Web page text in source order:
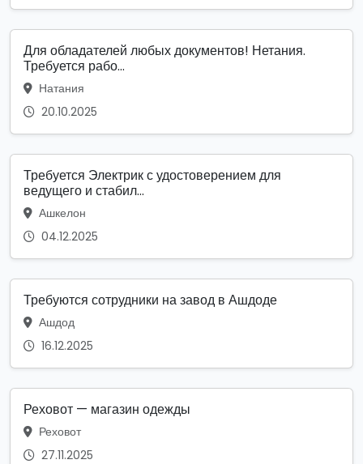
Для обладателей любых документов! Нетания.
Требуется рабо...
Натания
20.10.2025
Требуется Электрик с удостоверением для
ведущего и стабил...
Ашкелон
04.12.2025
Требуются сотрудники на завод в Ашдоде
Ашдод
16.12.2025
Реховот — магазин одежды
Реховот
27.11.2025